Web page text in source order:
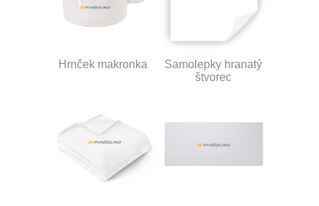
Hrnček makronka
Samolepky hranatý
štvorec